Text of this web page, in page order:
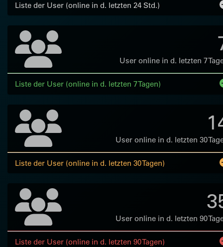
Liste der User (online in d. letzten 24 Std.)
User online in d. letzten 7
Liste der User (online in d. letzten 7 Tagen)
User online in d. letzten 30
Liste der User (online in d. letzten 30 Tagen)
User online in d. letzten 90
Liste der User (online in d. letzten 90 Tagen)